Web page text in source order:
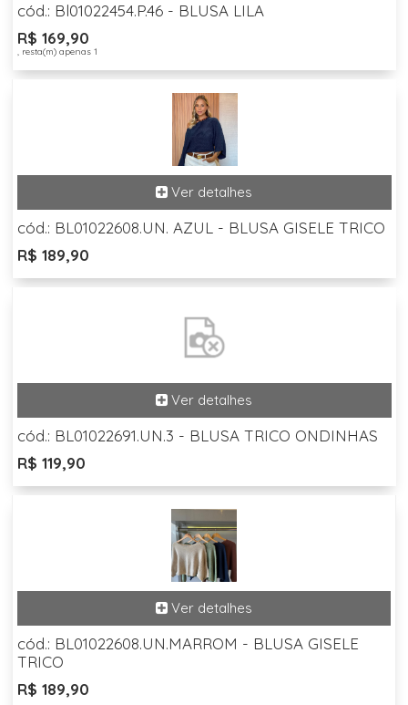
cód.: Bl01022454.P.46 - BLUSA LILA
R$ 169,90
, resta(m) apenas 1
cód.: BL01022608.UN. AZUL - BLUSA GISELE TRICO
R$ 189,90
cód.: BL01022691.UN.3 - BLUSA TRICO ONDINHAS
R$ 119,90
cód.: BL01022608.UN.MARROM - BLUSA GISELE
TRICO
R$ 189,90